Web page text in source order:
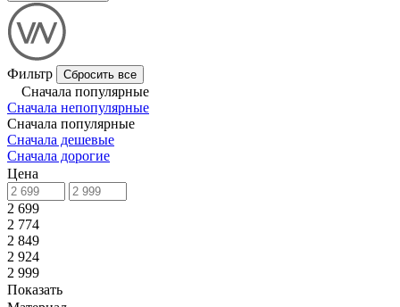
Фильтр Сбросить все
Сначала популярные
Сначала непопулярные
Сначала популярные
Сначала дешевые
Сначала дорогие
Цена
2 699
2 774
2 849
2 924
2 999
Показать